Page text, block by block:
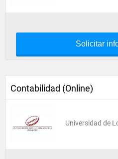
Solicitar
Contabilidad (Online)
Universidad de